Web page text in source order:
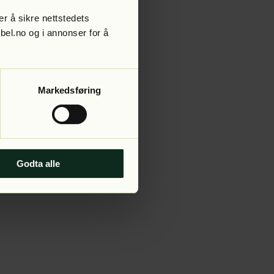
å sikre nettstedets
og i annonser for å
Markedsføring
Godta alle